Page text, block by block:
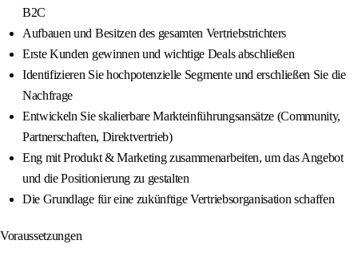
B2C
Aufbauen und Besitzen des gesamten Vertriebstrichters
Erste Kunden gewinnen und wichtige Deals abschließen
Identifizieren Sie hochpotenzielle Segmente und erschließen Sie die
Nachfrage
Entwickeln Sie skalierbare Markteinführungsansätze (Community,
Partnerschaften, Direktvertrieb)
Eng mit Produkt & Marketing zusammenarbeiten, um das Angebot
und die Positionierung zu gestalten
Die Grundlage für eine zukünftige Vertriebsorganisation schaffen
Voraussetzungen